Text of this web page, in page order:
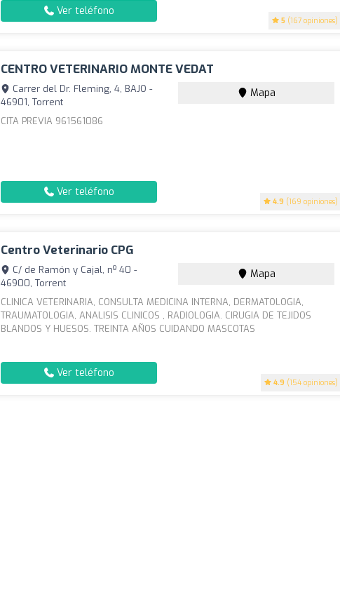
5 (167 opiniones)
Ver teléfono
CENTRO VETERINARIO MONTE VEDAT
4.9 (169 opiniones)
Carrer del Dr. Fleming, 4, BAJO -
46901, Torrent
Mapa
CITA PREVIA 961561086
Ver teléfono
Centro Veterinario CPG
4.9 (154 opiniones)
C/ de Ramón y Cajal, nº 40 -
46900, Torrent
Mapa
CLINICA VETERINARIA, CONSULTA MEDICINA INTERNA, DERMATOLOGIA,
TRAUMATOLOGIA, ANALISIS CLINICOS , RADIOLOGIA. CIRUGIA DE TEJIDOS
BLANDOS Y HUESOS. TREINTA AÑOS CUIDANDO MASCOTAS
Ver teléfono